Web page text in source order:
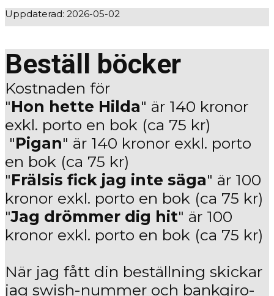
Uppdaterad: 2026-05-02
Beställ böcker
Kostnaden för
"Hon hette Hilda" är 140 kronor
exkl. porto en bok (ca 75 kr)
"Pigan" är 140 kronor exkl. porto
en bok (ca 75 kr)
"Frälsis fick jag inte säga" är 100
kronor exkl. porto en bok (ca 75 kr)
"Jag drömmer dig hit" är 100
kronor exkl. porto en bok (ca 75 kr)
När jag fått din beställning skickar
jag swish-nummer och bankgiro-